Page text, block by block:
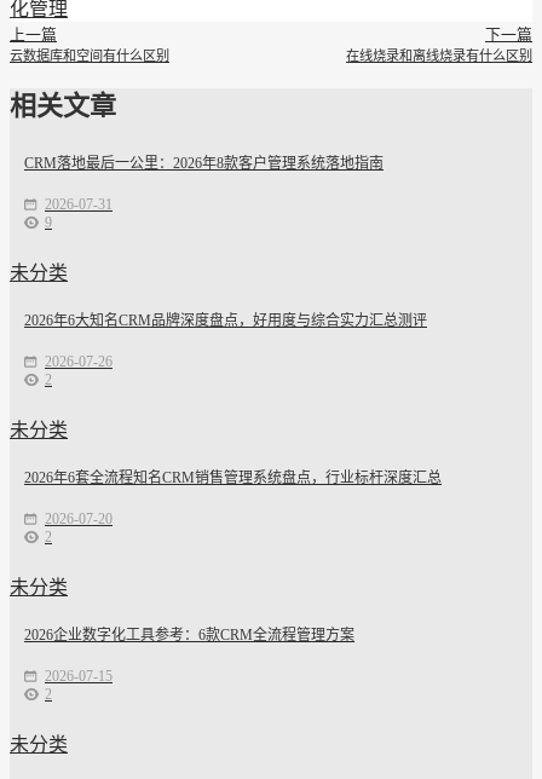
化管理
上一篇
云数据库和空间有什么区别
下一篇
在线烧录和离线烧录有什么区别
相关文章
CRM落地最后一公里：2026年8款客户管理系统落地指南
2026-07-31
9
未分类
2026年6大知名CRM品牌深度盘点，好用度与综合实力汇总测评
2026-07-26
2
未分类
2026年6套全流程知名CRM销售管理系统盘点，行业标杆深度汇总
2026-07-20
2
未分类
2026企业数字化工具参考：6款CRM全流程管理方案
2026-07-15
2
未分类